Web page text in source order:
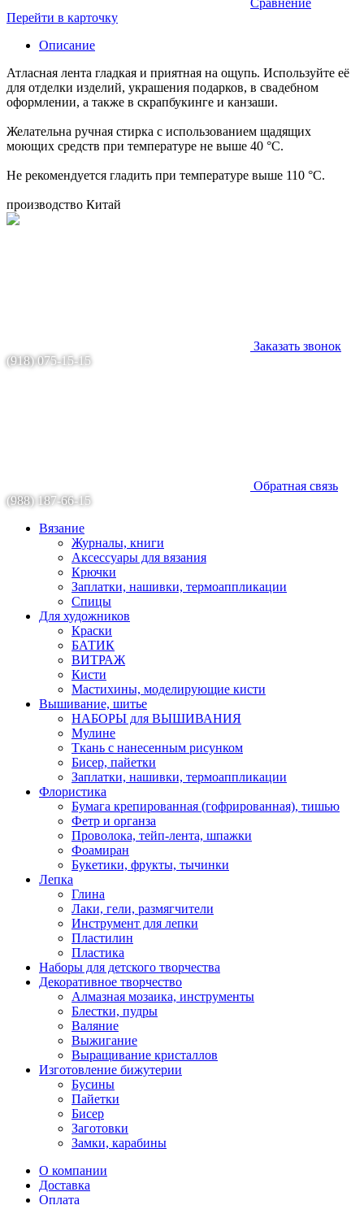
Перейти в карточку
Описание
Атласная лента гладкая и приятная на ощупь. Используйте её
для отделки изделий, украшения подарков, в свадебном
оформлении, а также в скрапбукинге и канзаши.
Желательна ручная стирка с использованием щадящих
моющих средств при температуре не выше 40 °C.
Не рекомендуется гладить при температуре выше 110 °C.
производство Китай
Заказать звонок
(918) 075-15-15
Обратная связь
(988) 187-66-15
Вязание
Журналы, книги
Аксессуары для вязания
Крючки
Заплатки, нашивки, термоаппликации
Спицы
Для художников
Краски
БАТИК
ВИТРАЖ
Кисти
Мастихины, моделирующие кисти
Вышивание, шитье
НАБОРЫ для ВЫШИВАНИЯ
Мулине
Ткань с нанесенным рисунком
Бисер, пайетки
Заплатки, нашивки, термоаппликации
Флористика
Бумага крепированная (гофрированная), тишью
Фетр и органза
Проволока, тейп-лента, шпажки
Фоамиран
Букетики, фрукты, тычинки
Лепка
Глина
Лаки, гели, размягчители
Инструмент для лепки
Пластилин
Пластика
Наборы для детского творчества
Декоративное творчество
Алмазная мозаика, инструменты
Блестки, пудры
Валяние
Выжигание
Выращивание кристаллов
Изготовление бижутерии
Бусины
Пайетки
Бисер
Заготовки
Замки, карабины
О компании
Доставка
Оплата